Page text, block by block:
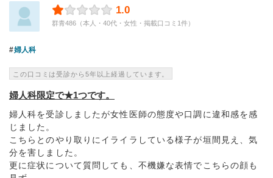
1.0
群青486（本人・40代・女性・掲載口コミ1件）
婦人科
この口コミは受診から5年以上経過しています。
婦人科限定で★1つです。
婦人科を受診しましたが女性医師の態度や口調に違和感を感
じました。
こちらとのやり取りにイライラしている様子が垣間見え、気
分を害しました。
更に症状について質問しても、不機嫌な表情でこちらの顔も